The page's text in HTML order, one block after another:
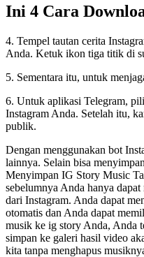
Ini 4 Cara
4. Tempel tautan cerita
Anda. Ketuk ikon tiga titik di
5. Sementara itu, untuk
6. Untuk aplikasi Telegram,
Instagram Anda. Setelah itu,
publik.
Dengan menggunakan bot
lainnya. Selain bisa
Menyimpan IG Story Music
sebelumnya Anda hanya
dari Instagram. Anda dapat
otomatis dan Anda dapat
musik ke ig story Anda, Anda
simpan ke galeri hasil video
kita tanpa menghapus